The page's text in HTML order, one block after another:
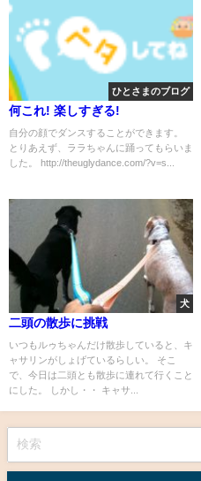
ひとさまのブログ
何これ! 楽しすぎる!
自分の顔でダンスすることができます。
とりあえず、ララちゃんに踊ってもらいま
した。 http://theuglydance.com/?v=s...
犬
二頭の散歩に挑戦
いつもルゥちゃんだけ散歩していると、キ
ャサリンがしょげているらしい。 そこ
で、今日は二頭とも散歩に連れて行くこと
にした。 しかし・・ キャサ...